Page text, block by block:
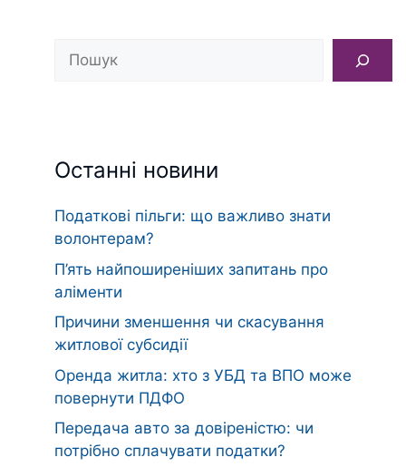
Пошук
Останні новини
Податкові пільги: що важливо знати
волонтерам?
П’ять найпоширеніших запитань про
аліменти
Причини зменшення чи скасування
житлової субсидії
Оренда житла: хто з УБД та ВПО може
повернути ПДФО
Передача авто за довіреністю: чи
потрібно сплачувати податки?